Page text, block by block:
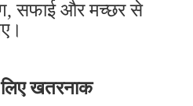
सफाई और मच्छर से
खतरनाक